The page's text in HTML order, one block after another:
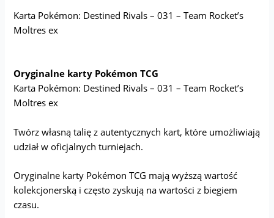
Karta Pokémon: Destined Rivals – 031 – Team Rocket’s
Moltres ex
Oryginalne karty Pokémon TCG
Karta Pokémon: Destined Rivals – 031 – Team Rocket’s
Moltres ex
Twórz własną talię z autentycznych kart, które umożliwiają
udział w oficjalnych turniejach.
Oryginalne karty Pokémon TCG mają wyższą wartość
kolekcjonerską i często zyskują na wartości z biegiem
czasu.